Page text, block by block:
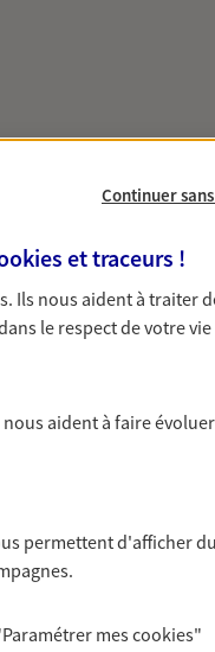
Continuer
et traceurs !
. Ils nous aident à traiter
le respect de votre vie
aident à faire
permettent d'afficher
mescookies"